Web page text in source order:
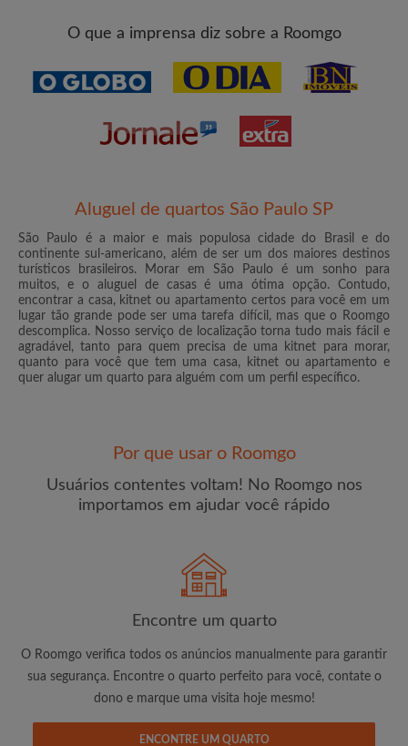
E-mail
Senha
Gostaria de receber ofertas exclusivas e atualizações de
É 100% grátis!
Crie uma conta e comece a procurar
O que a imprensa diz sobre a Roomgo
Aluguel de quartos São Paulo SP
São Paulo é a maior e mais populosa cidade do Brasil e do
continente sul-americano, além de ser um dos maiores destinos
turísticos brasileiros. Morar em São Paulo é um sonho para
muitos, e o aluguel de casas é uma ótima opção. Contudo,
encontrar a casa, kitnet ou apartamento certos para você em um
lugar tão grande pode ser uma tarefa difícil, mas que o Roomgo
descomplica. Nosso serviço de localização torna tudo mais fácil e
agradável, tanto para quem precisa de uma kitnet para morar,
quanto para você que tem uma casa, kitnet ou apartamento e
quer alugar um quarto para alguém com um perfil específico.
Por que usar o Roomgo
Usuários contentes voltam! No Roomgo nos
importamos em ajudar você rápido
Encontre um quarto
O Roomgo verifica todos os anúncios manualmente para garantir
sua segurança. Encontre o quarto perfeito para você, contate o
dono e marque uma visita hoje mesmo!
ENCONTRE UM QUARTO